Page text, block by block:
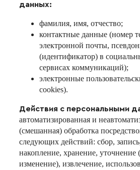
данных:
фамилия, имя, отчество;
контактные данные (номер
электронной почты,
(идентификатор) в
сервисах коммуникаций);
электронные
cookies).
Действия с персональными
автоматизированная и
(смешанная) обработка
следующих действий: сбор,
накопление, хранение, уточнение
изменение), извлечение,